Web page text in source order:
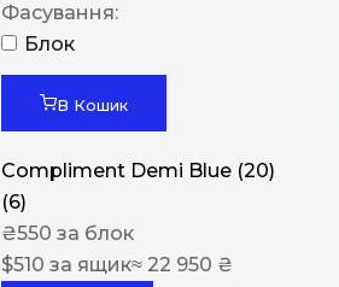
Фасування:
Блок
В Кошик
Compliment Demi Blue (20)
(6)
₴550 за блок
$510 за ящик≈ 22 950 ₴